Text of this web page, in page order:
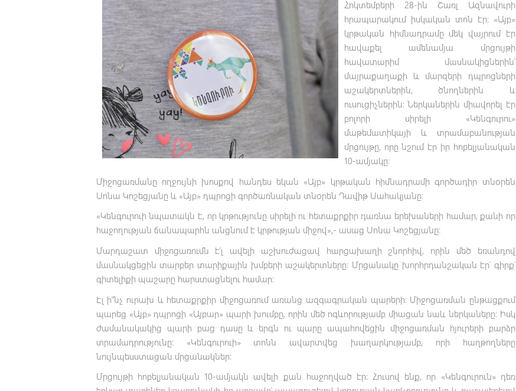
Հոկտեմբերի 28-ին Շառլ Ազնավուրի
հրապարակում իսկական տոն էր: «Այբ»
կրթական հիմնադրամը մեկ վայրում էր
հավաքել ամենամյա մրցույթի
հավատարիմ մասնակիցներին՝
մայրաքաղաքի և մարզերի դպրոցների
աշակերտներին, ծնողներին և
ուսուցիչներին: Ներկաներին միավորել էր
բոլորի սիրելի «Կենգուրու»
մաթեմատիկայի և տրամաբանության
մրցույթը, որը նշում էր իր հոբելյանական
10-ամյակը:
Միջոցառմանը ողջույնի խոսքով հանդես եկան «Այբ» կրթական հիմնադրամի գործադիր տնօրեն
Սոնա Կոշեցյանը և «Այբ» դպրոցի գործառնական տնօրեն Դավիթ Սահակյանը:
«Կենգուրուի նպատակն է, որ կրթությունը սիրելի ու հետաքրքիր դառնա երեխաների համար, քանի որ
հաջողության ճանապարհն անցնում է կրթության միջով»,- ասաց Սոնա Կոշեցյանը:
Մարդաշատ միջոցառումն է՛լ ավելի աշխուժացավ հարցախաղի շնորհիվ, որին մեծ եռանդով
մասնակցեցին տարբեր տարիքային խմբերի աշակերտները: Մրցանակը խորհրդանշական էր՝ գիրք՝
գիտելիքի պաշարը հարստացնելու համար։
Էլ ի՞նչ ուրախ և հետաքրքիր միջոցառում առանց ազգագրական պարերի: Միջոցառման ընթացքում
պարեց «Այբ» դպրոցի «Այբար» պարի խումբը, որին մեծ ոգևորությամբ միացան նաև ներկաները: Իսկ
ժամանակակից պարի բաց դասը և երգն ու պարը ապահովեցին միջոցառման հյուրերի բարձր
տրամադրությունը: «Կենգուրուի» տոնն ավարտվեց խաղարկությամբ, որի հաղթողները
նույնպեսստացան մրցանակներ:
Մրցույթի հոբելյանական 10-ամյակն ավելի քան հաջողված էր: Հուսով ենք, որ «Կենգուրուն» դեռ